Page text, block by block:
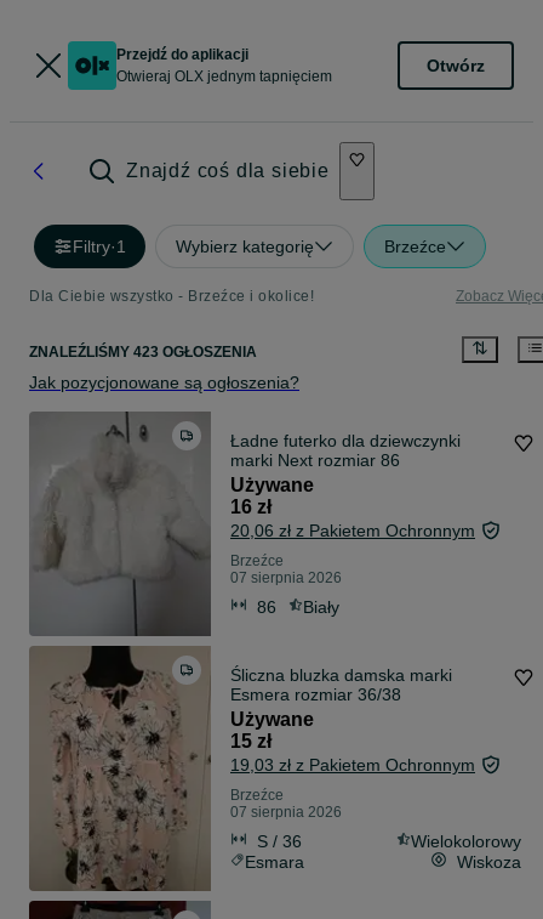
Przejdź do aplikacji
Otwieraj OLX jednym tapnięciem
Otwórz
Znajdź coś dla siebie
Filtry·1 Wybierz kategorię Brzeźce
Dla Ciebie wszystko - Brzeźce i okolice! Zobacz
ZNALEŹLIŚMY 423 OGŁOSZENIA
Jak pozycjonowane są ogłoszenia?
Ładne futerko dla dziewczynki
marki Next rozmiar 86
Używane
16 zł
20,06 zł z Pakietem Ochronnym
Brzeźce
07 sierpnia 2026
86 Biały
Śliczna bluzka damska marki
Esmera rozmiar 36/38
Używane
15 zł
19,03 zł z Pakietem Ochronnym
Brzeźce
07 sierpnia 2026
S / 36
Wielokolorowy
Esmara
Wiskoza